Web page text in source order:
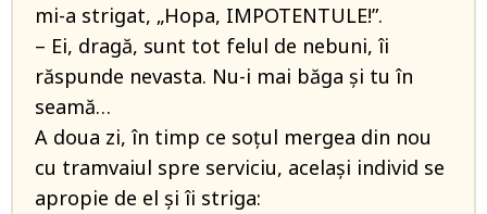
mi-a strigat, „Hopa, IMPOTENTULE!”.
– Ei, dragă, sunt tot felul de nebuni, îi
răspunde nevasta. Nu-i mai băga şi tu în
seamă…
A doua zi, în timp ce soţul mergea din nou
cu tramvaiul spre serviciu, acelaşi individ se
apropie de el şi îi striga: